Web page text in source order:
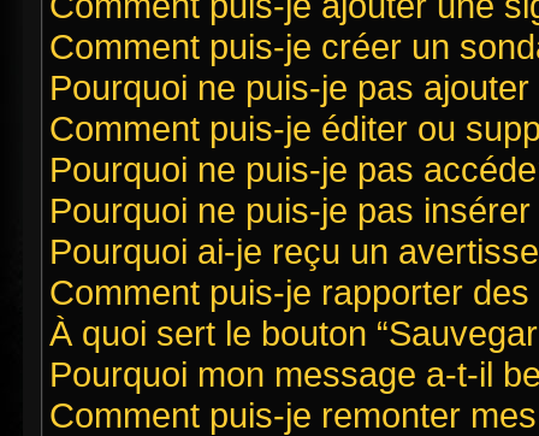
Comment puis-je créer un
Pourquoi ne puis-je pas
Comment puis-je éditer ou
Pourquoi ne puis-je pas
Pourquoi ne puis-je pas
Pourquoi ai-je reçu un
Comment puis-je rapporter
À quoi sert le bouton
Pourquoi mon message a-t-il
Comment puis-je remonter